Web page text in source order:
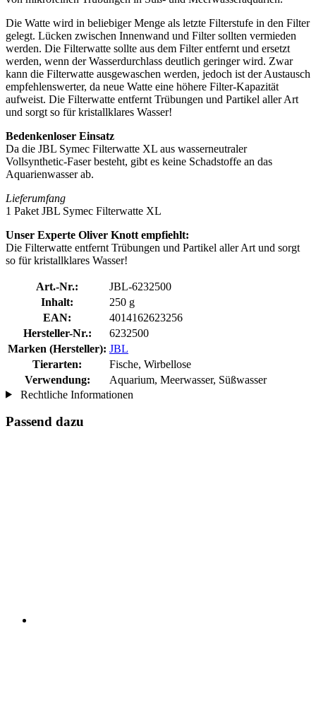
Die Watte wird in beliebiger Menge als letzte Filterstufe in den Filter
gelegt. Lücken zwischen Innenwand und Filter sollten vermieden
werden. Die Filterwatte sollte aus dem Filter entfernt und ersetzt
werden, wenn der Wasserdurchlass deutlich geringer wird. Zwar
kann die Filterwatte ausgewaschen werden, jedoch ist der Austausch
empfehlenswerter, da neue Watte eine höhere Filter-Kapazität
aufweist. Die Filterwatte entfernt Trübungen und Partikel aller Art
und sorgt so für kristallklares Wasser!
Bedenkenloser Einsatz
Da die JBL Symec Filterwatte XL aus wasserneutraler
Vollsynthetic-Faser besteht, gibt es keine Schadstoffe an das
Aquarienwasser ab.
Lieferumfang
1 Paket JBL Symec Filterwatte XL
Unser Experte Oliver Knott empfiehlt:
Die Filterwatte entfernt Trübungen und Partikel aller Art und sorgt
so für kristallklares Wasser!
Art.-Nr.:
JBL-6232500
Inhalt:
250 g
EAN:
4014162623256
Hersteller-Nr.:
6232500
Marken (Hersteller): JBL
Tierarten:
Fische, Wirbellose
Verwendung:
Aquarium, Meerwasser, Süßwasser
Rechtliche Informationen
Passend dazu